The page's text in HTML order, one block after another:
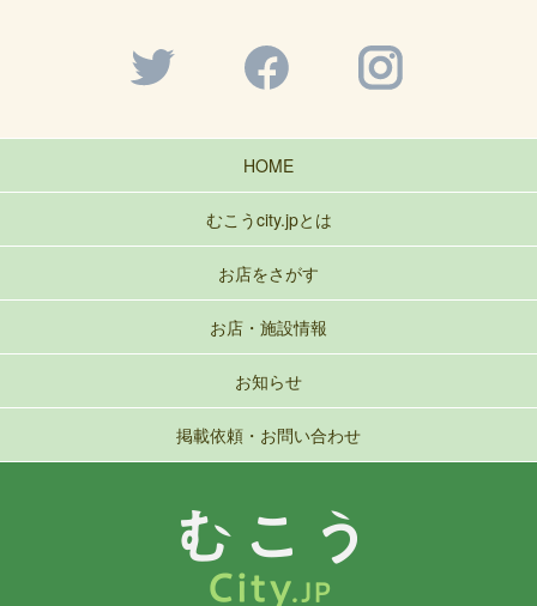
HOME
むこうcity.jpとは
お店をさがす
お店・施設情報
お知らせ
掲載依頼・お問い合わせ